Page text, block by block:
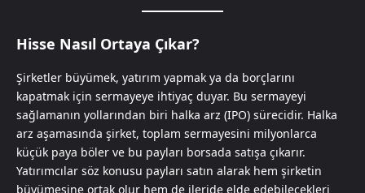
Hisse Nasıl Ortaya Çıkar?
Şirketler büyümek, yatırım yapmak ya da borçlarını
kapatmak için sermayeye ihtiyaç duyar. Bu sermayeyi
sağlamanın yollarından biri halka arz (IPO) sürecidir. Halka
arz aşamasında şirket, toplam sermayesini milyonlarca
küçük paya böler ve bu payları borsada satışa çıkarır.
Yatırımcılar söz konusu payları satın alarak hem şirketin
büyümesine ortak olur hem de ileride elde edebilecekleri